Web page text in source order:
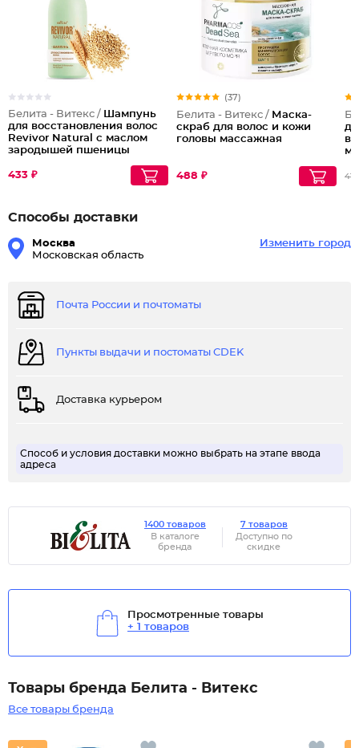
Белита - Витекс / Шампунь
для восстановления волос
Revivor Natural с маслом
зародышей пшеницы
433 ₽
(37)
Белита - Витекс / Маска-
скраб для волос и кожи
головы массажная
488 ₽ 412
Способы доставки
Москва
Московская область
Изменить город
Почта России и почтоматы
Пункты выдачи и постоматы CDEK
Доставка курьером
Способ и условия доставки можно выбрать на этапе ввода
адреса
1400 товаров
В каталоге
бренда
7 товаров
Доступно по
скидке
Просмотренные товары
+ 1 товаров
Товары бренда Белита - Витекс
Все товары бренда